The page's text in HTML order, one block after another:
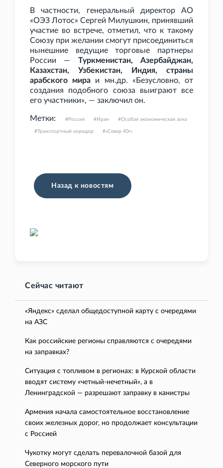
В частности, генеральный директор АО
«ОЭЗ Лотос» Сергей Милушкин, принявший
участие во встрече, отметил, что к такому
Союзу при желании смогут присоединиться
нынешние ведущие торговые партнеры
России — Туркменистан, Азербайджан,
Казахстан, Узбекистан, Индия, страны
арабского мира и мн.др. «Безусловно, от
создания подобного союза выиграют все
его участники», — заключил он.
Метки: Россия Иран Особая экономическая зона
Транспортный коридор «Север-Юг»
Назад к новостям
Сейчас читают
«Яндекс» сделал общедоступной карту с очередями
на АЗС
Как российские регионы справляются с очередями
на заправках?
Ситуация с топливом в регионах: в Курской области
вводят систему «четный-нечетный», а в
Ленинградской — разрешают заправку в канистры
Армения начала самостоятельное восстановление
своих железных дорог, но продолжает консультации
с Россией
Чукотку могут сделать перевалочной базой для
Северного морского пути